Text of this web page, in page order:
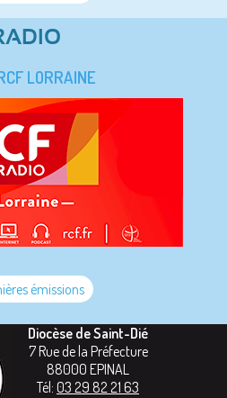
LORRAINE
émissions
Diocèse de Saint-Dié
7 Rue de la Préfecture
88000 EPINAL
Tél: 03 29 82 21 63